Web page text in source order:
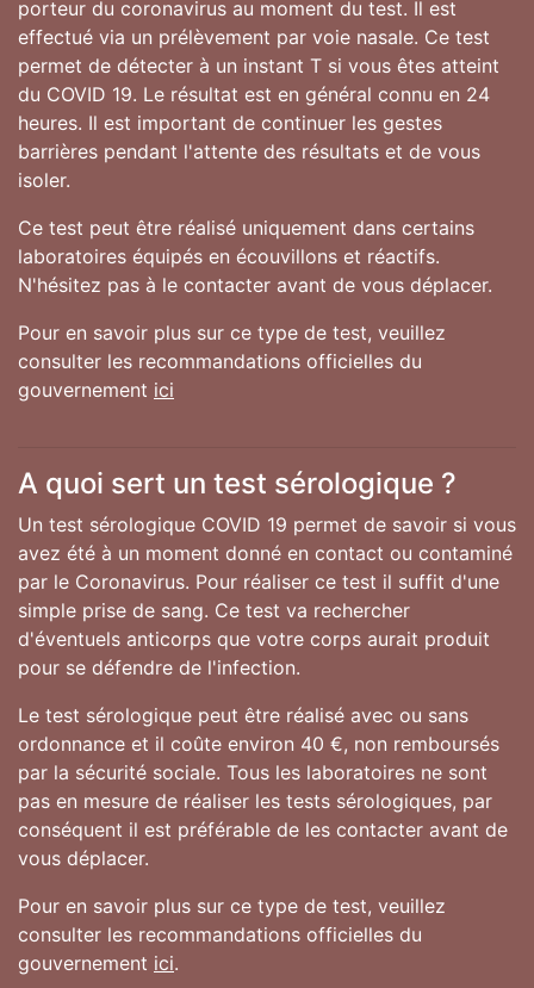
porteur du coronavirus au moment du test. Il est
effectué via un prélèvement par voie nasale. Ce test
permet de détecter à un instant T si vous êtes atteint
du COVID 19. Le résultat est en général connu en 24
heures. Il est important de continuer les gestes
barrières pendant l'attente des résultats et de vous
isoler.
Ce test peut être réalisé uniquement dans certains
laboratoires équipés en écouvillons et réactifs.
N'hésitez pas à le contacter avant de vous déplacer.
Pour en savoir plus sur ce type de test, veuillez
consulter les recommandations officielles du
gouvernement ici
A quoi sert un test sérologique ?
Un test sérologique COVID 19 permet de savoir si vous
avez été à un moment donné en contact ou contaminé
par le Coronavirus. Pour réaliser ce test il suffit d'une
simple prise de sang. Ce test va rechercher
d'éventuels anticorps que votre corps aurait produit
pour se défendre de l'infection.
Le test sérologique peut être réalisé avec ou sans
ordonnance et il coûte environ 40 €, non remboursés
par la sécurité sociale. Tous les laboratoires ne sont
pas en mesure de réaliser les tests sérologiques, par
conséquent il est préférable de les contacter avant de
vous déplacer.
Pour en savoir plus sur ce type de test, veuillez
consulter les recommandations officielles du
gouvernement ici.